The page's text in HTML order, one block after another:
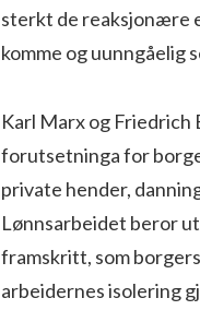
sterkt de reaksjonære
komme og uunngåelig
Karl Marx og Friedrich
forutsetninga for
private hender,
Lønnsarbeidet beror
framskritt, som
arbeidernes isolering